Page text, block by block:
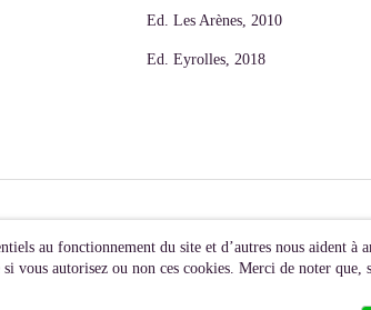
Ed. Les Arènes, 2010
Ed. Eyrolles, 2018
au fonctionnement du site et d’autres nous aident à
vous autorisez ou non ces cookies. Merci de noter que,